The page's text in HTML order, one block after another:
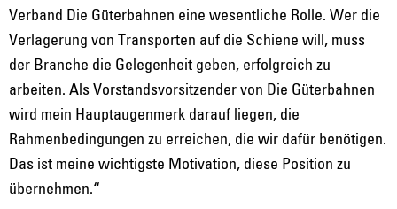
Verband Die Güterbahnen eine wesentliche Rolle. Wer die
Verlagerung von Transporten auf die Schiene will, muss
der Branche die Gelegenheit geben, erfolgreich zu
arbeiten. Als Vorstandsvorsitzender von Die Güterbahnen
wird mein Hauptaugenmerk darauf liegen, die
Rahmenbedingungen zu erreichen, die wir dafür benötigen.
Das ist meine wichtigste Motivation, diese Position zu
übernehmen.“